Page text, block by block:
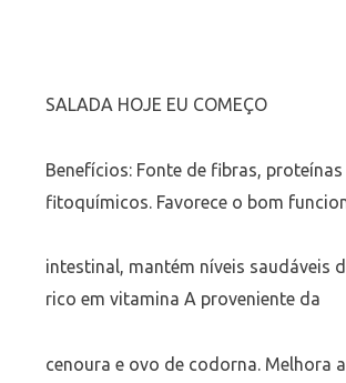
SALADA HOJE EU COMEÇO
Benefícios: Fonte de fibras, proteínas
fitoquímicos. Favorece o bom
intestinal, mantém níveis saudáveis
rico em vitamina A proveniente da
cenoura e ovo de codorna. Melhora